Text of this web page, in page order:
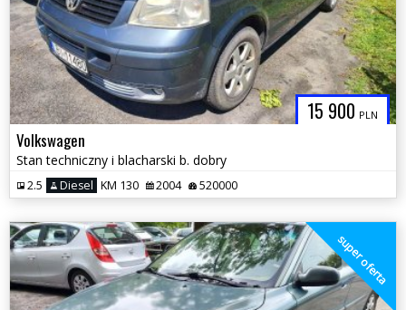
15 900 PLN
Volkswagen
Stan techniczny i blacharski b. dobry
2.5 Diesel KM 130 2004 520000
super oferta